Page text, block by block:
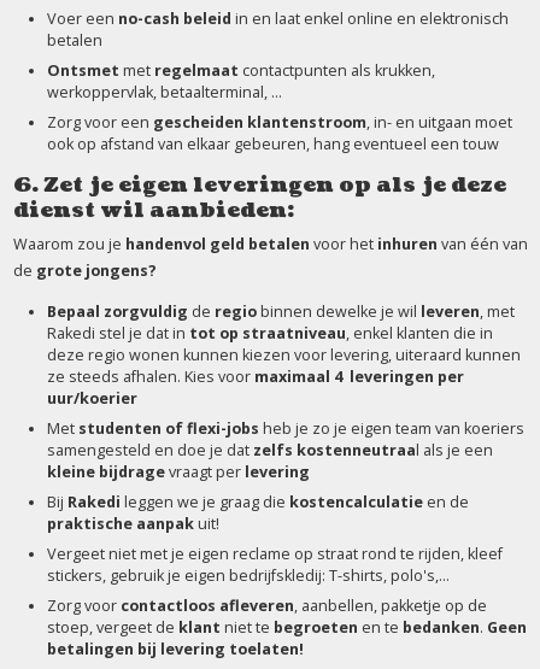
Voer een no-cash beleid in en laat enkel online en elektronisch
betalen
Ontsmet met regelmaat contactpunten als krukken,
werkoppervlak, betaalterminal, …
Zorg voor een gescheiden klantenstroom, in- en uitgaan moet
ook op afstand van elkaar gebeuren, hang eventueel een touw
6. Zet je eigen leveringen op als je deze
dienst wil aanbieden:
Waarom zou je handenvol geld betalen voor het inhuren van één van
de grote jongens?
Bepaal zorgvuldig de regiobinnen dewelke je wil leveren, met
Rakedi stel je dat in tot op straatniveau, enkel klanten die in
deze regio wonen kunnen kiezen voor levering, uiteraard kunnen
ze steeds afhalen. Kies voor maximaal 4 leveringen per
uur/koerier
Met studenten of flexi-jobs heb je zo je eigen team van koeriers
samengesteld en doe je dat zelfs kostenneutraal als je een
kleine bijdragevraagt per levering
Bij Rakedi leggen we je graag die kostencalculatie en de
praktische aanpakuit!
Vergeet niet met je eigen reclame op straat rond te rijden, kleef
stickers, gebruik je eigen bedrijfskledij: T-shirts, polo's,...
Zorg voor contactloos afleveren, aanbellen, pakketje op de
stoep, vergeet de klant niet te begroeten en te bedanken. Geen
betalingen bij levering toelaten!